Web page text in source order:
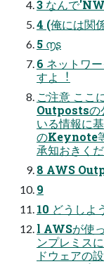
3 なんで
4 (俺には関
5 ൱ʂ
6 ネットワ
すよ︕
ご注意 ここ
Outpostsの
いる情報に
のKeynote
承知おきくだ
8 AWS
9
10 どうしよ
l AWSが使
ンプレミス
ドウェアの